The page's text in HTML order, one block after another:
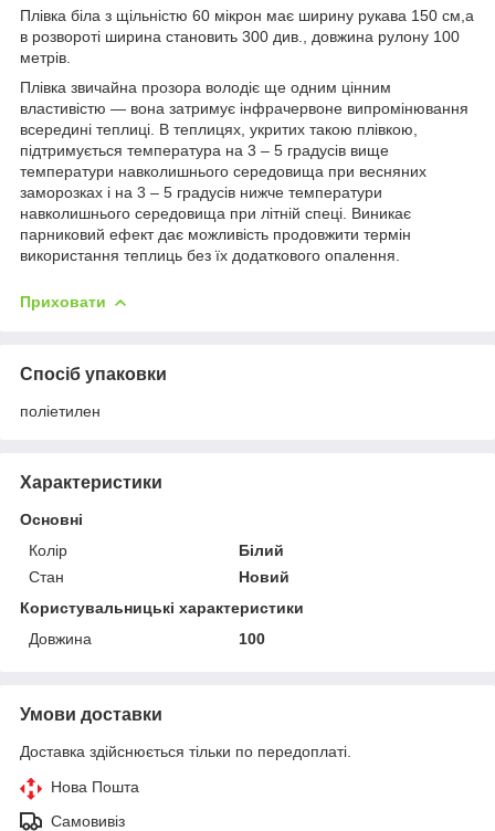
Плівка біла з щільністю 60 мікрон має ширину рукава 150 см,а
в розвороті ширина становить 300 див., довжина рулону 100
метрів.
Плівка звичайна прозора володіє ще одним цінним
властивістю — вона затримує інфрачервоне випромінювання
всередині теплиці. В теплицях, укритих такою плівкою,
підтримується температура на 3 – 5 градусів вище
температури навколишнього середовища при весняних
заморозках і на 3 – 5 градусів нижче температури
навколишнього середовища при літній спеці. Виникає
парниковий ефект дає можливість продовжити термін
використання теплиць без їх додаткового опалення.
Приховати
Спосіб упаковки
поліетилен
Характеристики
Основні
Колір
Білий
Стан
Новий
Користувальницькі характеристики
Довжина
100
Умови доставки
Доставка здійснюється тільки по передоплаті.
Нова Пошта
Самовивіз